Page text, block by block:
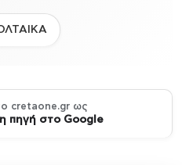
cretaone.gr ως
πηγή στο Google